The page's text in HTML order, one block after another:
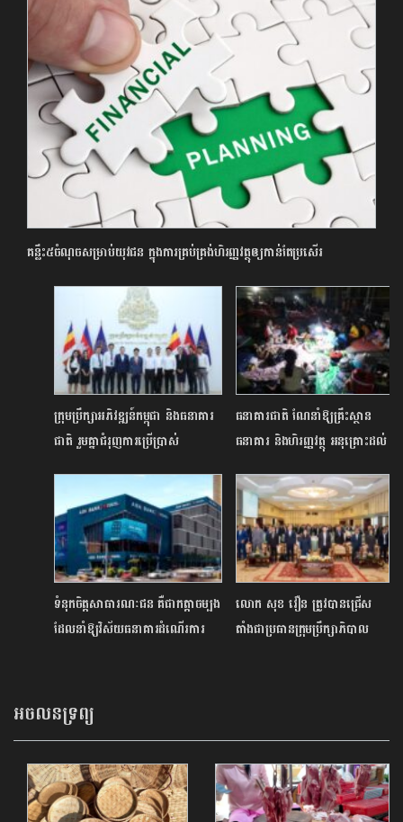
គន្លឹះ៥ចំណុចសម្រាប់យុវជន ក្នុងការគ្រប់គ្រង់ហិរញ្ញវត្ថុឲ្យ​កាន់​តែប្រសើរ
ក្រុមប្រឹក្សាអភិវឌ្ឍន៍កម្ពុជា និងធនាគារ
ជាតិ រួមគ្នាជំរុញការប្រើប្រាស់
វិនិយោគ
ធនាគារជាតិ ណែនាំឱ្យគ្រឹះស្ថាន
ធនាគារ និងហិរញ្ញវត្ថុ អនុគ្រោះដល់
ជាជនភៀសសឹក
ទំនុកចិត្តសាធារណៈជន គឺជាកត្តាចម្បង
ដែលនាំឱ្យវិស័យធនាគារដំណើរការ
លោក សុខ វឿន ត្រូវបានជ្រើស
តាំងជាប្រធានក្រុមប្រឹក្សាភិបាល
អចលនទ្រព្យ